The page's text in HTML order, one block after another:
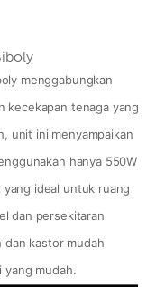
menggabungkan
kecekapan tenaga yang
unit ini menyampaikan
hanya 550W
ideal untuk ruang
dan persekitaran
dan kastor mudah
yang mudah.